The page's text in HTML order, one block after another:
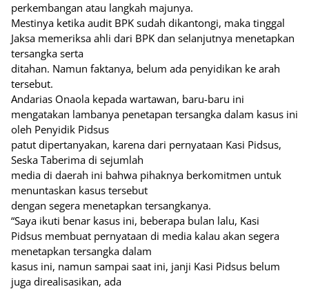
perkembangan atau langkah majunya.
Mestinya ketika audit BPK sudah dikantongi, maka tinggal
Jaksa memeriksa ahli dari BPK dan selanjutnya menetapkan
tersangka serta
ditahan. Namun faktanya, belum ada penyidikan ke arah
tersebut.
Andarias Onaola kepada wartawan, baru-baru ini
mengatakan lambanya penetapan tersangka dalam kasus ini
oleh Penyidik Pidsus
patut dipertanyakan, karena dari pernyataan Kasi Pidsus,
Seska Taberima di sejumlah
media di daerah ini bahwa pihaknya berkomitmen untuk
menuntaskan kasus tersebut
dengan segera menetapkan tersangkanya.
“Saya ikuti benar kasus ini, beberapa bulan lalu, Kasi
Pidsus membuat pernyataan di media kalau akan segera
menetapkan tersangka dalam
kasus ini, namun sampai saat ini, janji Kasi Pidsus belum
juga direalisasikan, ada